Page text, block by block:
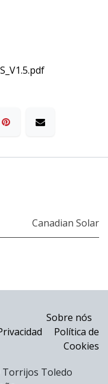
Canadian Solar
Sobre nós
Política de
Cookies
Torrijos Toledo